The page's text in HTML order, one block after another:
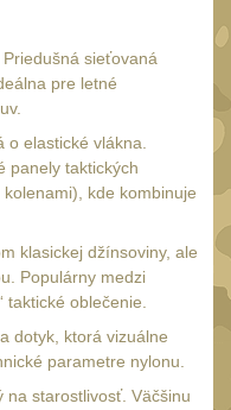
sieťovaná
pre letné
elastické vlákna.
panely taktických
kde kombinuje
klasickej džínsoviny, ale
Populárny medzi
taktické oblečenie.
dotyk, ktorá vizuálne
parametre nylonu.
na starostlivosť. Väčšinu